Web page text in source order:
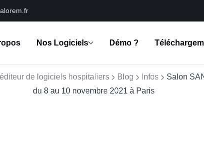
Nos Logiciels Démo ?
de logiciels hospitaliers Blog Infos
Salon
du 8 au 10 novembre 2021 à Paris